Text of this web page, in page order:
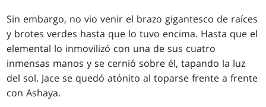
Sin embargo, no vio venir el brazo gigantesco de raíces
y brotes verdes hasta que lo tuvo encima. Hasta que el
elemental lo inmovilizó con una de sus cuatro
inmensas manos y se cernió sobre él, tapando la luz
del sol. Jace se quedó atónito al toparse frente a frente
con Ashaya.